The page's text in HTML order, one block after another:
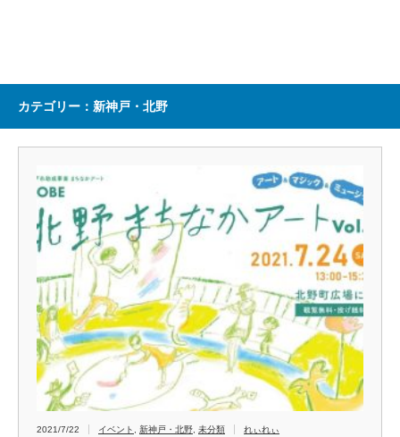
カテゴリー：新神戸・北野
2021/7/22 イベント 新神戸・北野 未分類 れぃれぃ